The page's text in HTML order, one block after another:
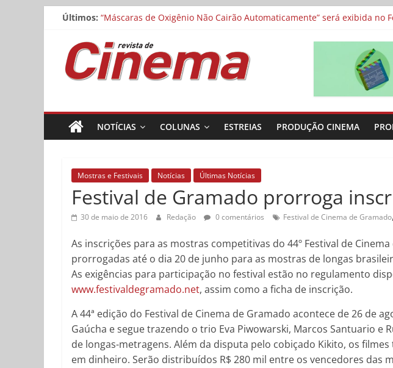
Pular
conteúdo
Últimos: “Máscaras de Oxigênio Não Cairão Automaticamente” será exibida no
Noite dos Otelos pauta-se pelo distributivismo e divide prêmio
Museu da Pessoa abre chamada para curta-metragens sobre
Cinemateca exibe “O Manuscrito de Saragoça”, “Os Feiticeiros
Revista
de
Cinema
NOTÍCIAS COLUNAS ESTREIAS PRODUÇÃO CINEMA
Mostras e Festivais Notícias Últimas Notícias
Festival de Gramado prorroga
30 de maio de 2016 Redação 0 comentários Festival de Cinema de Gramado,
As inscrições para as mostras competitivas do 44º Festival de
prorrogadas até o dia 20 de junho para as mostras de longas
As exigências para participação no festival estão no regulamento
www.festivaldegramado.net, assim como a ficha de inscrição.
A 44ª edição do Festival de Cinema de Gramado acontece de 26 de
Gaúcha e segue trazendo o trio Eva Piwowarski, Marcos Santuario e
de longas-metragens. Além da disputa pelo cobiçado Kikito, os
em dinheiro. Serão distribuídos R$ 280 mil entre os vencedores das